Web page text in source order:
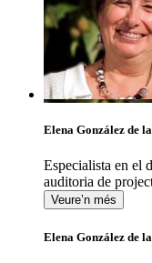
Elena González de
Especialista en el
auditoria de
Veure’n més
Elena González de